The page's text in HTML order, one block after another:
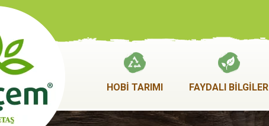
HOBİ TARIMI FAYDALI BİLGİLER